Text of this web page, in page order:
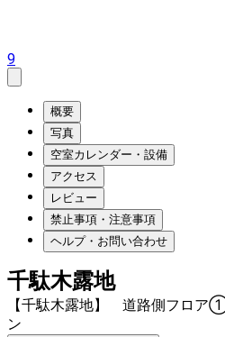
9
概要
写真
空室カレンダー・設備
アクセス
レビュー
禁止事項・注意事項
ヘルプ・お問い合わせ
千駄木露地
【千駄木露地】 道路側フロ
ン